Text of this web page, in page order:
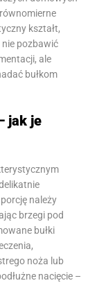
kształt,
nie pozbawić
ale
bułkom
jak je
należy
brzegi pod
bułki
noża lub
nacięcie –